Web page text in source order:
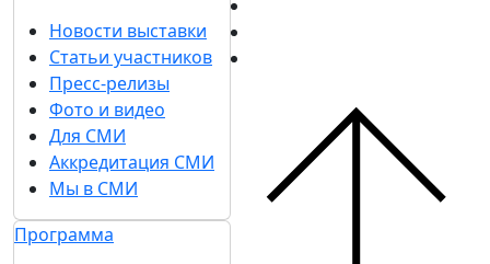
Новости выставки
Статьи участников
Пресс-релизы
Фото и видео
Для СМИ
Аккредитация СМИ
Мы в СМИ
Программа